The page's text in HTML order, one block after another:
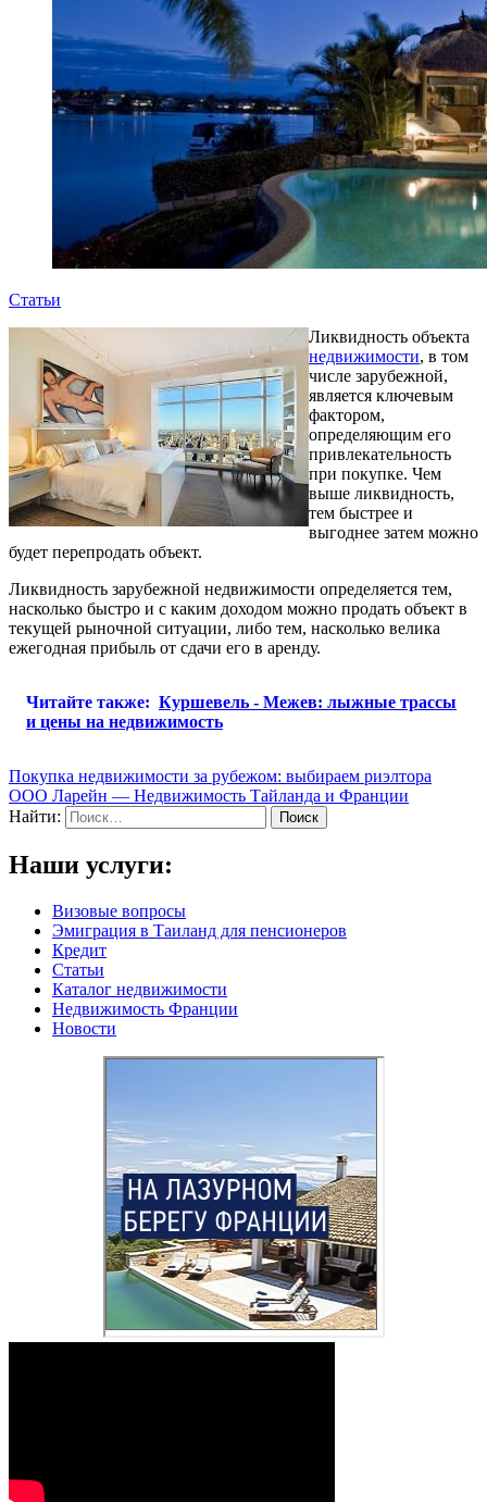
Статьи
Ликвидность объекта
недвижимости, в том
числе зарубежной,
является ключевым
фактором,
определяющим его
привлекательность
при покупке. Чем
выше ликвидность,
тем быстрее и
выгоднее затем можно
будет перепродать объект.
Ликвидность зарубежной недвижимости определяется тем,
насколько быстро и с каким доходом можно продать объект в
текущей рыночной ситуации, либо тем, насколько велика
ежегодная прибыль от сдачи его в аренду.
Читайте также: Куршевель - Межев: лыжные трассы
и цены на недвижимость
Покупка недвижимости за рубежом: выбираем риэлтора
ООО Ларейн — Недвижимость Тайланда и Франции
Найти:
Наши услуги:
Визовые вопросы
Эмиграция в Таиланд для пенсионеров
Кредит
Статьи
Каталог недвижимости
Недвижимость Франции
Новости